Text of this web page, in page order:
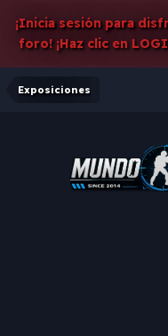
¡Inicia sesión para
foro! ¡Haz clic en
Exposiciones